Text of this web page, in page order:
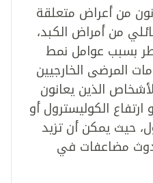
من أعراض متعلقة
من أمراض الكبد،
بسبب عوامل نمط
المرضى الخارجيين
الذين يعانون
الكوليسترول أو
حيث يمكن أن تزيد
مضاعفات في